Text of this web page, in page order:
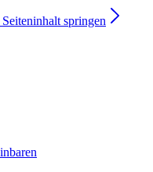
springen